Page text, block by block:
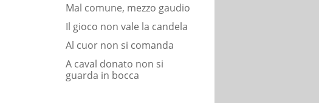
Mal comune, mezzo gaudio
Il gioco non vale la candela
Al cuor non si comanda
A caval donato non si
guarda in bocca